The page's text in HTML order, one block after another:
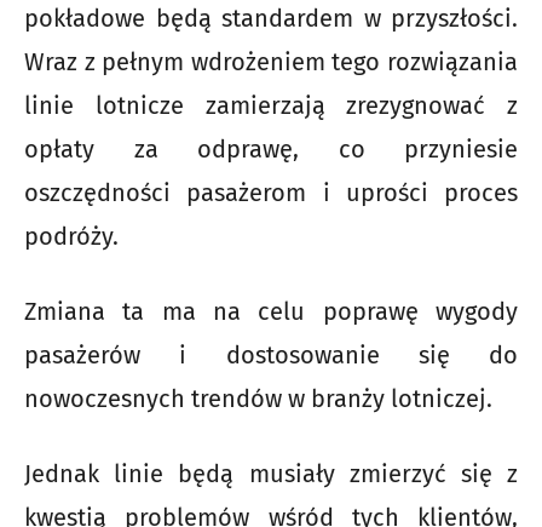
pokładowe będą standardem w przyszłości.
Wraz z pełnym wdrożeniem tego rozwiązania
linie lotnicze zamierzają zrezygnować z
opłaty za odprawę, co przyniesie
oszczędności pasażerom i uprości proces
podróży.
Zmiana ta ma na celu poprawę wygody
pasażerów i dostosowanie się do
nowoczesnych trendów w branży lotniczej.
Jednak linie będą musiały zmierzyć się z
kwestią problemów wśród tych klientów,